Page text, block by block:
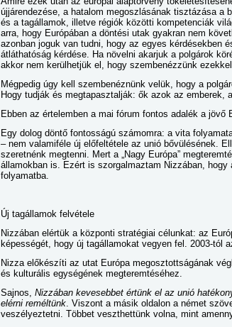
újjárendezése, a hatalom megoszlásának tisztázása a
és a tagállamok, illetve régiók közötti kompetenciák
arra, hogy Európában a döntési utak gyakran nem
azonban joguk van tudni, hogy az egyes kérdésekben
átláthatóság kérdése. Ha növelni akarjuk a polgárok
akkor nem kerülhetjük el, hogy szembenézzünk
Mégpedig úgy kell szembenéznünk velük, hogy a
Hogy tudják és megtapasztalják: ők azok az emberek,
Ebben az értelemben a mai fórum fontos adalék a
Egy dolog döntő fontosságú számomra: a vita
– nem valamiféle új előfeltétele az unió bővülésének.
szeretnénk megtenni. Mert a „Nagy Európa”
államokban is. Ezért is szorgalmaztam Nizzában,
folyamatba.
Új tagállamok felvétele
Nizzában elértük a központi stratégiai célunkat: az
képességét, hogy új tagállamokat vegyen fel. 2003-tól
Nizza előkészíti az utat Európa megosztottságának
és kulturális egységének megteremtéséhez.
Sajnos, Nizzában kevesebbet értünk el az unió
elérni reméltünk. Viszont a másik oldalon a német
veszélyeztetni. Többet veszthettünk volna, mint